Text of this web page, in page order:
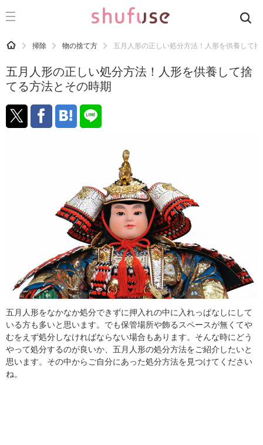
CATEGORY 記事カテゴリ
運気
洗濯
生活の知恵
おすすめ
HOME 掃除 物の捨て方 五月人形の正しい処分方法！人形を供養して
五月人形の正しい処分方法！人形を供養して捨
てる方法とその時期
五月人形をなかなか処分できずに押入れの中に入れっぱなしにして
いる方も多いと思います。でも保管場所や飾るスペースが無くてや
むをえず処分しなければならない場合もあります。そんな時にどう
やって処分するのが良いか、五月人形の処分方法をご紹介したいと
思います。その中からご自分にあった処分方法を見つけてください
ね。